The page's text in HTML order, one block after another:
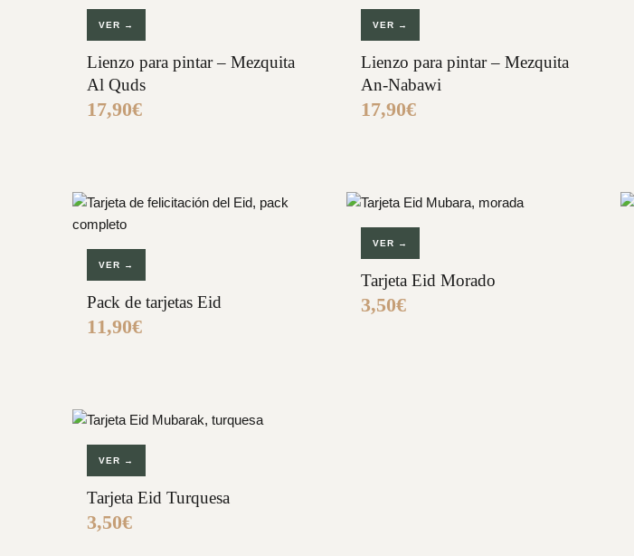
VER →
Lienzo para pintar – Mezquita
Al Quds
17,90€
VER →
Lienzo para pintar – Mezquita
An-Nabawi
17,90€
VER →
Pack de tarjetas Eid
11,90€
VER →
Tarjeta Eid Morado
3,50€
VER →
Tarjeta Eid Turquesa
3,50€